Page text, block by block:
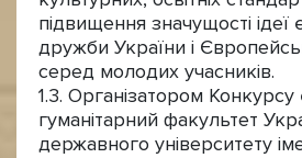
підвищення значущості ідеї
дружби України і
серед молодих учасників.
1.3. Організатором Конкурсу
гуманітарний факультет
державного університету